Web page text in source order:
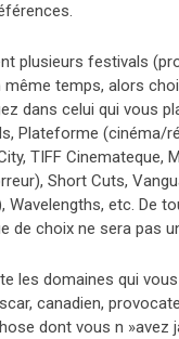
plusieurs festivals
même temps, alors
dans celui qui vous
Plateforme (cinéma/
TIFF Cinemateque,
Short Cuts,
Wavelengths, etc. De
de choix ne sera pas
les domaines qui
canadien,
dont vous n »avez